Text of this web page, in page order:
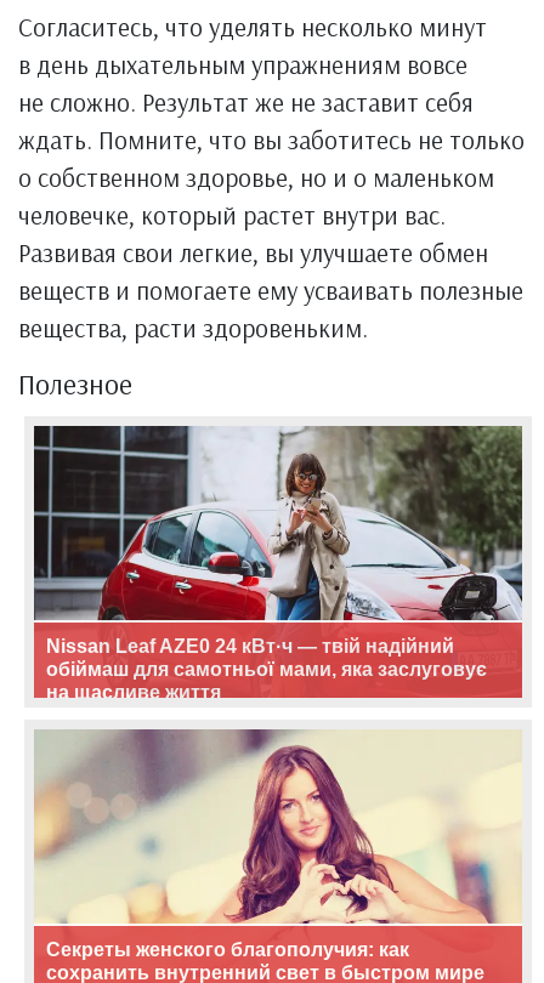
Согласитесь, что уделять несколько минут
в день дыхательным упражнениям вовсе
не сложно. Результат же не заставит себя
ждать. Помните, что вы заботитесь не только
о собственном здоровье, но и о маленьком
человечке, который растет внутри вас.
Развивая свои легкие, вы улучшаете обмен
веществ и помогаете ему усваивать полезные
вещества, расти здоровеньким.
Полезное
Nissan Leaf AZE0 24 кВт·ч — твій надійний
обіймаш для самотньої мами, яка заслуговує
на щасливе життя
Секреты женского благополучия: как
сохранить внутренний свет в быстром мире